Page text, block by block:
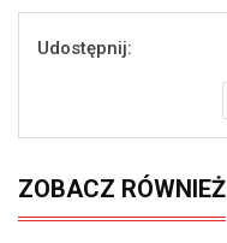
Udostępnij:
ZOBACZ RÓWNIEŻ